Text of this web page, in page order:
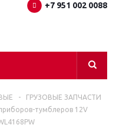
+7 951 002 0088
-
ГРУЗОВЫЕ ЗАПЧАСТИ
тумблеров 12V